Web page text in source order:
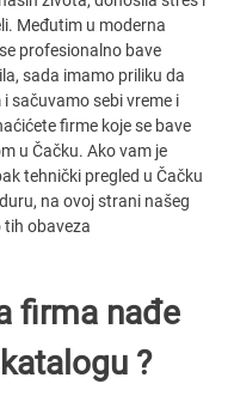
Međutim u moderna
profesionalno bave
sada imamo priliku da
sačuvamo sebi vreme i
firme koje se bave
u Čačku. Ako vam je
tehnički pregled u Čačku
na ovoj strani našeg
obaveza
firma nađe
?